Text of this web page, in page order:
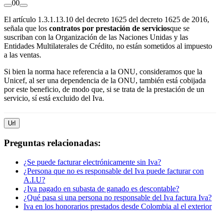
00
El artículo 1.3.1.13.10 del decreto 1625 del decreto 1625 de 2016,
señala que los contratos por prestación de serviciosque se
suscriban con la Organización de las Naciones Unidas y las
Entidades Multilaterales de Crédito, no están sometidos al impuesto
a las ventas.
Si bien la norma hace referencia a la ONU, consideramos que la
Unicef, al ser una dependencia de la ONU, también está cobijada
por este beneficio, de modo que, si se trata de la prestación de un
servicio, sí está excluido del Iva.
Url
Preguntas relacionadas:
¿Se puede facturar electrónicamente sin Iva?
¿Persona que no es responsable del Iva puede facturar con
A.I.U?
¿Iva pagado en subasta de ganado es descontable?
¿Qué pasa si una persona no responsable del Iva factura Iva?
Iva en los honorarios prestados desde Colombia al el exterior